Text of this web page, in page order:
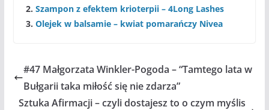
2. Szampon z efektem krioterpii – 4Long Lashes
3. Olejek w balsamie – kwiat pomarańczy Nivea
#47 Małgorzata Winkler-Pogoda – “Tamtego lata w
Bułgarii taka miłość się nie zdarza”
Sztuka Afirmacji – czyli dostajesz to o czym myślis